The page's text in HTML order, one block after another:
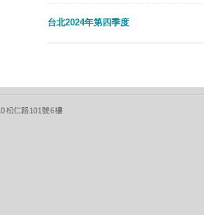
台北2024年第四季度